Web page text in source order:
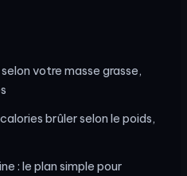
votre masse grasse,
brûler selon le poids,
: le plan simple pour